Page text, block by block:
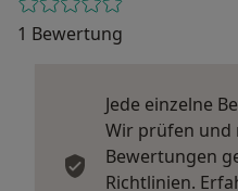
1 Bewertung
Jede einzelne
Wir prüfen und
Bewertungen
Richtlinien.